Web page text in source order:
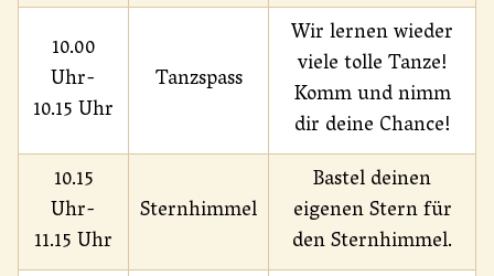
10.00
Uhr-
10.15 Uhr
Tanzspass
Wir lernen wieder
viele tolle Tanze!
Komm und nimm
dir deine Chance!
10.15
Uhr-
11.15 Uhr
Sternhimmel
Bastel deinen
eigenen Stern für
den Sternhimmel.